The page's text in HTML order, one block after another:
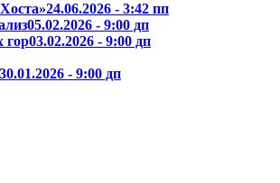
24.06.2026 - 3:42 пп
05.02.2026 - 9:00 дп
гор03.02.2026 - 9:00 дп
30.01.2026 - 9:00 дп